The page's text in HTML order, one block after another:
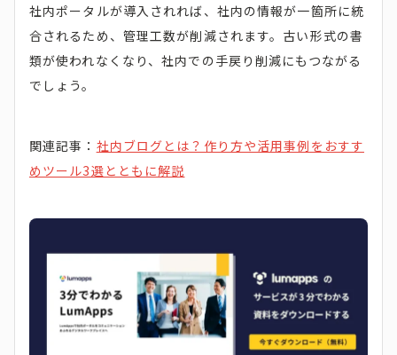
社内ポータルが導入されれば、社内の情報が一箇所に統
合されるため、管理工数が削減されます。古い形式の書
類が使われなくなり、社内での手戻り削減にもつながる
でしょう。
関連記事： 社内ブログとは？作り方や活用事例をおすす
めツール3選とともに解説